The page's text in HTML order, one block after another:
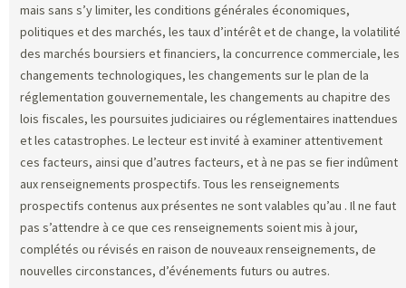
mais sans s’y limiter, les conditions générales économiques,
politiques et des marchés, les taux d’intérêt et de change, la volatilité
des marchés boursiers et financiers, la concurrence commerciale, les
changements technologiques, les changements sur le plan de la
réglementation gouvernementale, les changements au chapitre des
lois fiscales, les poursuites judiciaires ou réglementaires inattendues
et les catastrophes. Le lecteur est invité à examiner attentivement
ces facteurs, ainsi que d’autres facteurs, et à ne pas se fier indûment
aux renseignements prospectifs. Tous les renseignements
prospectifs contenus aux présentes ne sont valables qu’au . Il ne faut
pas s’attendre à ce que ces renseignements soient mis à jour,
complétés ou révisés en raison de nouveaux renseignements, de
nouvelles circonstances, d’événements futurs ou autres.